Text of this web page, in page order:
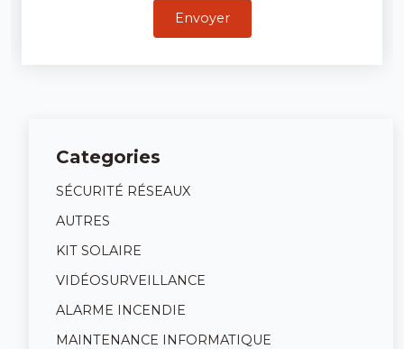
Envoyer
Categories
SÉCURITÉ RÉSEAUX
AUTRES
KIT SOLAIRE
VIDÉOSURVEILLANCE
ALARME INCENDIE
MAINTENANCE INFORMATIQUE